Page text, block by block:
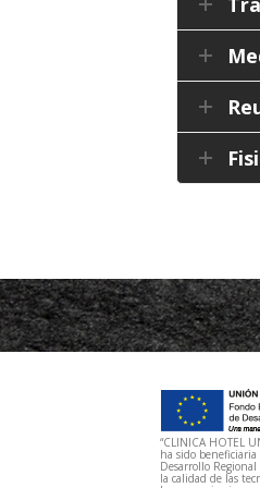
“CLINICA HOTEL
ha sido
Desarrollo
la calidad de las